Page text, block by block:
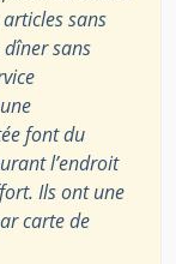
sans
sans
font du
l’endroit
Ils ont une
carte de